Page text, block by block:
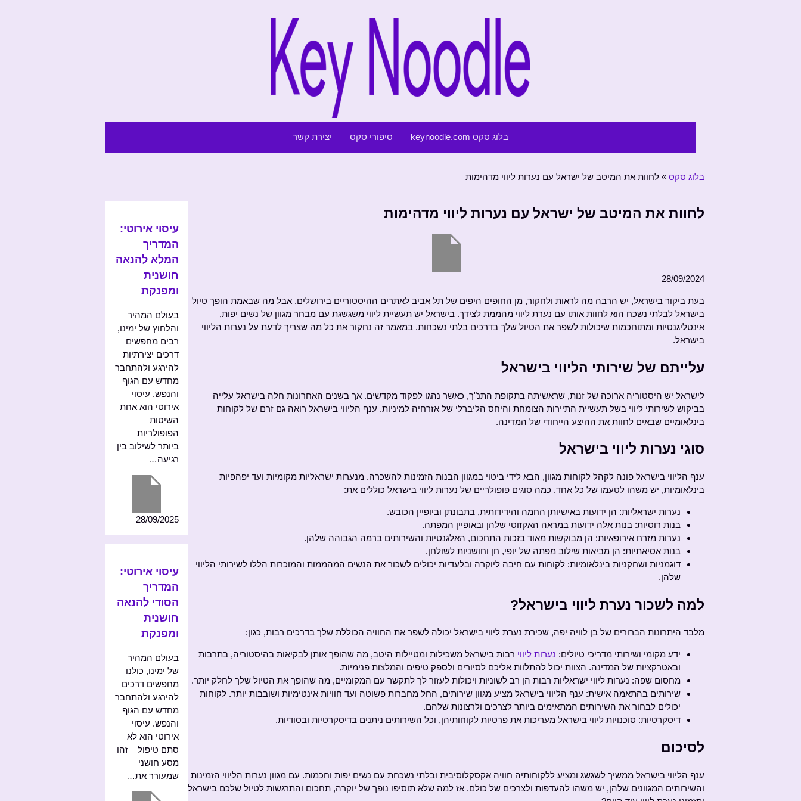
בלוג סקס keynoodle.com סיפורי סקס יצירת קשר
בלוג סקס » לחוות את המיטב של ישראל עם נערות ליווי מדהימות
לחוות את המיטב של ישראל עם נערות ליווי מדהימות
28/09/2024
בעת ביקור בישראל, יש הרבה מה לראות ולחקור, מן החופים היפים של תל אביב לאתרים ההיסטוריים בירושלים. אבל מה שבאמת הופך טיול
בישראל לבלתי נשכח הוא לחוות אותו עם נערת ליווי מהממת לצידך. בישראל יש תעשיית ליווי משגשגת עם מבחר מגוון של נשים יפות,
אינטליגנטיות ומתוחכמות שיכולות לשפר את הטיול שלך בדרכים בלתי נשכחות. במאמר זה נחקור את כל מה שצריך לדעת על נערות הליווי
בישראל.
עלייתם של שירותי הליווי בישראל
לישראל יש היסטוריה ארוכה של זנות, שראשיתה בתקופת התנ"ך, כאשר נהגו לפקוד מקדשים. אך בשנים האחרונות חלה בישראל עלייה
בביקוש לשירותי ליווי בשל תעשיית התיירות הצומחת והיחס הליברלי של אזרחיה למיניות. ענף הליווי בישראל רואה גם זרם של לקוחות
בינלאומיים שבאים לחוות את ההיצע הייחודי של המדינה.
סוגי נערות ליווי בישראל
ענף הליווי בישראל פונה לקהל לקוחות מגוון, הבא לידי ביטוי במגוון הבנות הזמינות להשכרה. מנערות ישראליות מקומיות ועד יפהפיות
בינלאומיות, יש משהו לטעמו של כל אחד. כמה סוגים פופולריים של נערות ליווי בישראל כוללים את:
נערות ישראליות: הן ידועות באישיותן החמה והידידותית, בתבונתן וביופיין הכובש.
בנות רוסיות: בנות אלה ידועות במראה האקזוטי שלהן ובאופיין המפתה.
נערות מזרח אירופאיות: הן מבוקשות מאוד בזכות התחכום, האלגנטיות והשירותים ברמה הגבוהה שלהן.
בנות אסיאתיות: הן מביאות שילוב מפתה של יופי, חן וחושניות לשולחן.
דוגמניות ושחקניות בינלאומיות: לקוחות עם חיבה ליוקרה ובלעדיות יכולים לשכור את הנשים המהממות והמוכרות הללו לשירותי הליווי
שלהן.
למה לשכור נערת ליווי בישראל?
מלבד היתרונות הברורים של בן לוויה יפה, שכירת נערת ליווי בישראל יכולה לשפר את החוויה הכוללת שלך בדרכים רבות, כגון:
ידע מקומי ושירותי מדריכי טיולים: נערות ליווי רבות בישראל משכילות ומטיילות היטב, מה שהופך אותן לבקיאות בהיסטוריה, בתרבות
ובאטרקציות של המדינה. הצוות יכול להתלוות אליכם לסיורים ולספק טיפים והמלצות פנימיות.
מחסום שפה: נערות ליווי ישראליות רבות הן רב לשוניות ויכולות לעזור לך לתקשר עם המקומיים, מה שהופך את הטיול שלך לחלק יותר.
שירותים בהתאמה אישית: ענף הליווי בישראל מציע מגוון שירותים, החל מחברות פשוטה ועד חוויות אינטימיות ושובבות יותר. לקוחות
יכולים לבחור את השירותים המתאימים ביותר לצרכים ולרצונות שלהם.
דיסקרטיות: סוכנויות ליווי בישראל מעריכות את פרטיות לקוחותיהן, וכל השירותים ניתנים בדיסקרטיות ובסודיות.
לסיכום
ענף הליווי בישראל ממשיך לשגשג ומציע ללקוחותיה חוויה אקסקלוסיבית ובלתי נשכחת עם נשים יפות וחכמות. עם מגוון נערות הליווי הזמינות
והשירותים המגוונים שלהן, יש משהו להעדפות ולצרכים של כולם. אז למה שלא תוסיפו נופך של יוקרה, תחכום והתרגשות לטיול שלכם בישראל
עיסוי אירוטי:
המדריך
המלא להנאה
חושנית
ומפנקת
בעולם המהיר
והלחוץ של ימינו,
רבים מחפשים
דרכים יצירתיות
להירגע ולהתחבר
מחדש עם הגוף
והנפש. עיסוי
אירוטי הוא אחת
השיטות
הפופולריות
ביותר לשילוב בין
רגיעה…
28/09/2025
עיסוי אירוטי:
המדריך
הסודי להנאה
חושנית
ומפנקת
בעולם המהיר
של ימינו, כולנו
מחפשים דרכים
להירגע ולהתחבר
מחדש עם הגוף
והנפש. עיסוי
אירוטי הוא לא
סתם טיפול – זהו
מסע חושני
שמעורר את…